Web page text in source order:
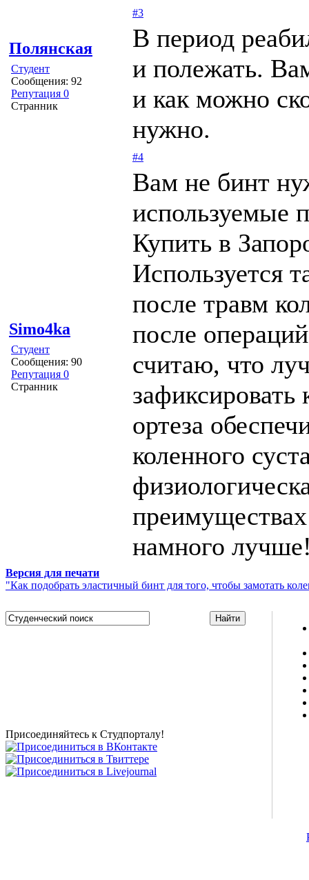
Полянская
Студент
Сообщения: 92
Репутация 0
Странник
#3
В период
и полежать.
и как можно
нужно.
Simo4ka
Студент
Сообщения: 90
Репутация 0
Странник
#4
Вам не бинт
используемые
Купить в
Используется
после травм
после
считаю, что
ортеза
коленного
преимуществах
намного
Версия для печати
"Как подобрать эластичный бинт для того, чтобы замотать
Присоединяйтесь к Студпорталу!